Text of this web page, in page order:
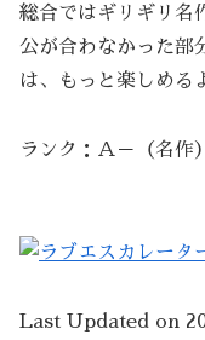
総合ではギリギリ名
公が合わなかった部
は、もっと楽しめる
ランク：Ａ－（名作）
Last Updated on